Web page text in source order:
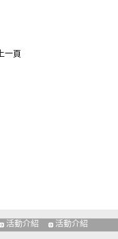
上一頁
活動介紹 活動介紹